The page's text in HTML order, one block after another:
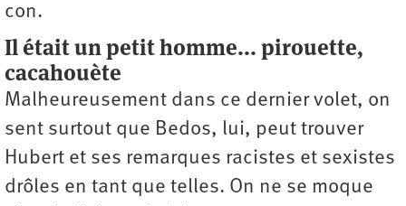
con.
Il était un petit homme... pirouette,
cacahouète
Malheureusement dans ce dernier volet, on
sent surtout que Bedos, lui, peut trouver
Hubert et ses remarques racistes et sexistes
drôles en tant que telles. On ne se moque